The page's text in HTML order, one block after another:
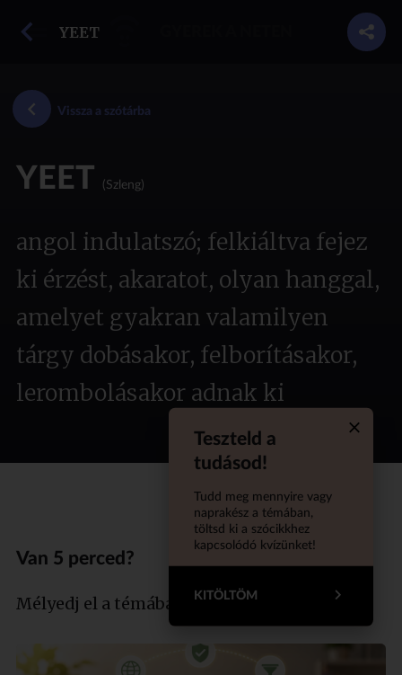
YEET
Vissza a szótárba
YEET (Szleng)
angol indulatszó; felkiáltva fejez
ki érzést, akaratot, olyan hanggal,
amelyet gyakran valamilyen
tárgy dobásakor, felborításakor,
lerombolásakor adnak ki
Teszteld a
tudásod!
Tudd meg mennyire vagy
naprakész a témában,
töltsd ki a szócikkhez
kapcsolódó kvízünket!
KITÖLTÖM
Van 5 perced?
Mélyedj el a témában szakértőnkkel!